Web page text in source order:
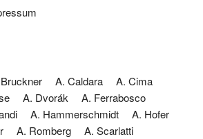
A. Caldara
A. Cima
A. Dvorák
A. Ferrabosco
A. Hammerschmidt
A. Hofer
A. Romberg
A. Scarlatti